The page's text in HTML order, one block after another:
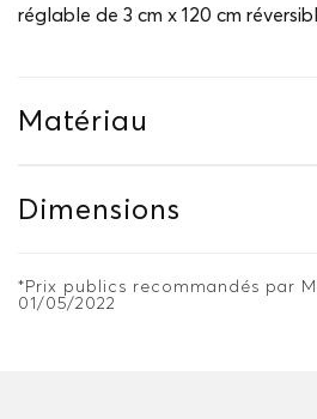
réglable de 3 cm x 120 cm
Matériau
Dimensions
*Prix publics recommandés par
01/05/2022